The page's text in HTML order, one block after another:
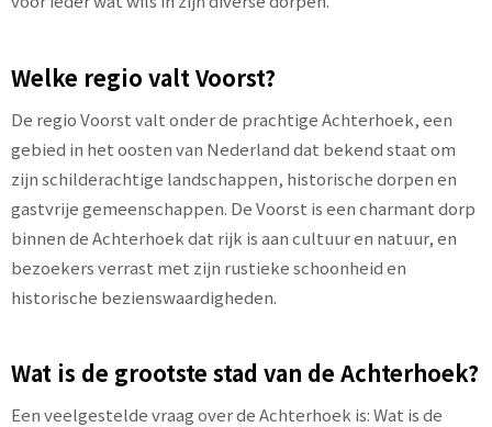
Welke regio valt Voorst?
De regio Voorst valt onder de prachtige Achterhoek, een
gebied in het oosten van Nederland dat bekend staat om
zijn schilderachtige landschappen, historische dorpen en
gastvrije gemeenschappen. De Voorst is een charmant dorp
binnen de Achterhoek dat rijk is aan cultuur en natuur, en
bezoekers verrast met zijn rustieke schoonheid en
historische bezienswaardigheden.
Wat is de grootste stad van de Achterhoek?
Een veelgestelde vraag over de Achterhoek is: Wat is de